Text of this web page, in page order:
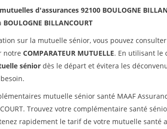
d'assurances 92100 BOULOGNE
BOULOGNE BILLANCOURT
sur la mutuelle sénior, vous pouvez
notre COMPARATEUR MUTUELLE. En utilisant le
sénior dès le départ et évitera les
mutuelle sénior santé MAAF
Trouvez votre complémentaire santé
rapidement le tarif de votre mutuelle santé